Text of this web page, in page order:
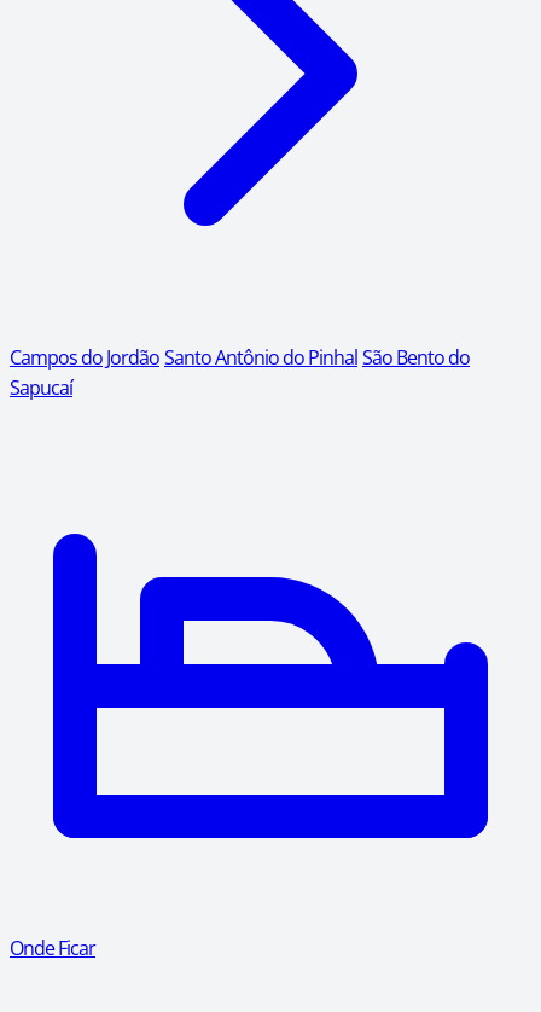
Campos do JordãoSanto Antônio do PinhalSão Bento do
Sapucaí
Onde Ficar